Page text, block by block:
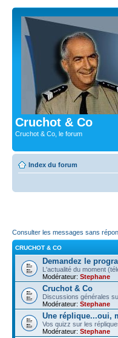
Cruchot & Co
Cruchot & Co, le forum
Index du forum
Consulter les messages sans
CRUCHOT & CO
Demandez le
L'actualité du moment
Modérateur: Stephane
Cruchot & Co
Discussions générales
Modérateur: Stephane
Une réplique...oui,
Vos quizz sur les
Modérateur: Stephane